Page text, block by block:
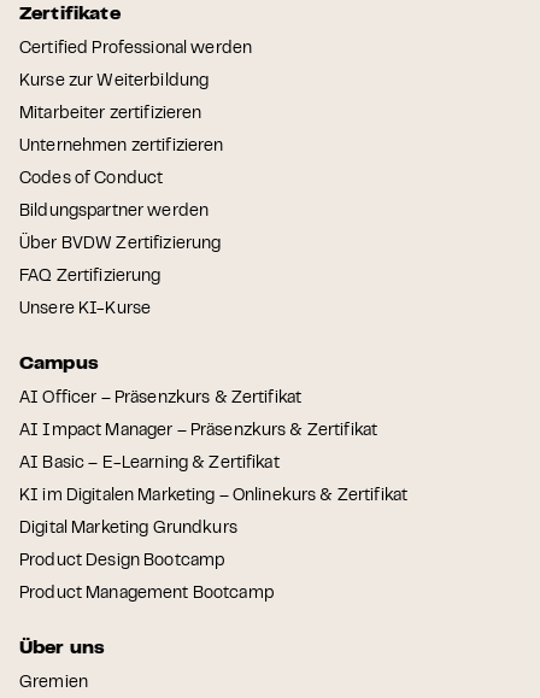
Zertifikate
Certified Professional werden
Kurse zur Weiterbildung
Mitarbeiter zertifizieren
Unternehmen zertifizieren
Codes of Conduct
Bildungspartner werden
Über BVDW Zertifizierung
FAQ Zertifizierung
Unsere KI-Kurse
Campus
AI Officer – Präsenzkurs & Zertifikat
AI Impact Manager – Präsenzkurs & Zertifikat
AI Basic – E-Learning & Zertifikat
KI im Digitalen Marketing – Onlinekurs & Zertifikat
Digital Marketing Grundkurs
Product Design Bootcamp
Product Management Bootcamp
Über uns
Gremien